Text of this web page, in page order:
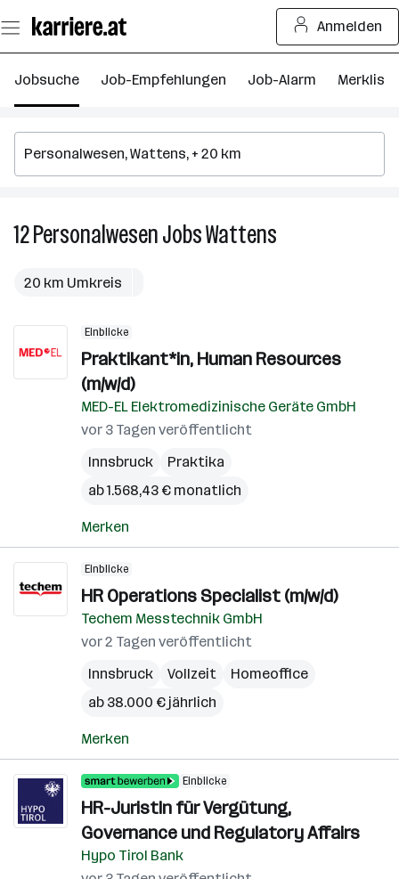
Seiteninhalt
springen
Anmelden
Jobsuche Job-Empfehlungen Job-Alarm Merkliste
12PersonalwesenJobsWattens
20 km Umkreis
Einblicke
Praktikant*in, Human Resources
(m/w/d)
MED-EL Elektromedizinische Geräte GmbH
vor 3 Tagen veröffentlicht
Innsbruck
Praktika
ab 1.568,43 € monatlich
Merken
Einblicke
HR Operations Specialist (m/w/d)
Techem Messtechnik GmbH
vor 2 Tagen veröffentlicht
Innsbruck
Vollzeit
Homeoffice
ab 38.000 € jährlich
Merken
Einblicke
HR-JuristIn für Vergütung,
Governance und Regulatory Affairs
Hypo Tirol Bank